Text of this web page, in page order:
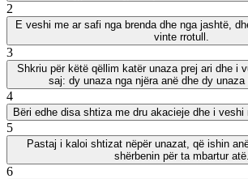
2
E veshi me ar safi nga brenda dhe nga jashtë,
vinte rrotull.
3
Shkriu për këtë qëllim katër unaza prej ari dhe i
saj: dy unaza nga njëra anë dhe dy unaza
4
Bëri edhe disa shtiza me dru akacieje dhe i veshi
5
Pastaj i kaloi shtizat nëpër unazat, që ishin
shërbenin për ta mbartur atë.
6